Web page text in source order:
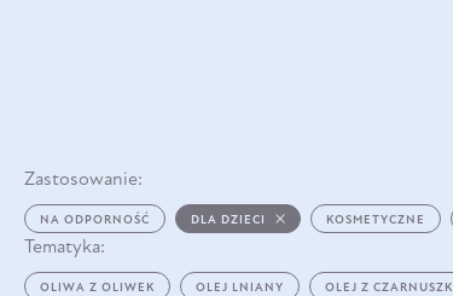
Zastosowanie:
NA ODPORNOŚĆ DLA DZIECI KOSMETYCZNE
Tematyka:
OLIWA Z OLIWEK OLEJ LNIANY OLEJ Z CZARNUSZKI